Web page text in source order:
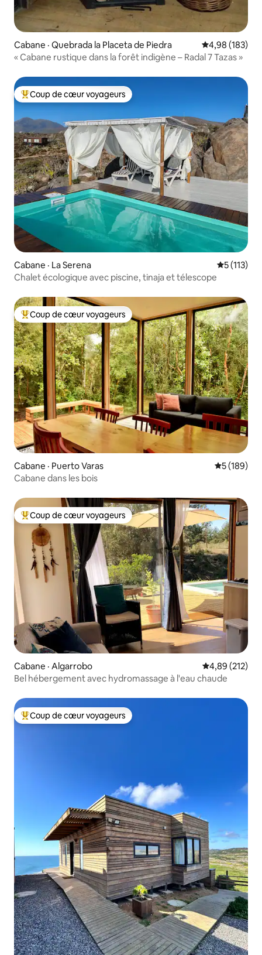
Cabane · Quebrada la Placeta de Piedra Note
4,98 (183)
« Cabane rustique dans la forêt indigène – Radal 7 Tazas »
Coup de cœur voyageurs parmi les plus aimés
Coup de cœur voyageurs
Cabane · La Serena Note
5 (113)
Chalet écologique avec piscine, tinaja et télescope
Coup de cœur voyageurs parmi les plus aimés
Coup de cœur voyageurs
Cabane · Puerto Varas Note
5 (189)
Cabane dans les bois
Coup de cœur voyageurs parmi les plus aimés
Coup de cœur voyageurs
Cabane · Algarrobo Note
4,89 (212)
Bel hébergement avec hydromassage à l'eau chaude
Coup de cœur voyageurs parmi les plus aimés
Coup de cœur voyageurs